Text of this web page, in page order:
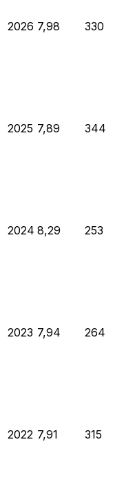
2026 7,98 330
2025 7,89 344
2024 8,29 253
2023 7,94 264
2022 7,91 315